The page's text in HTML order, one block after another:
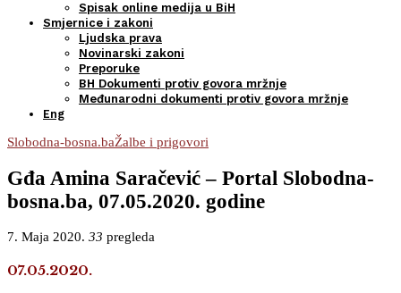
Spisak online medija u BiH
Smjernice i zakoni
Ljudska prava
Novinarski zakoni
Preporuke
BH Dokumenti protiv govora mržnje
Međunarodni dokumenti protiv govora mržnje
Eng
Slobodna-bosna.baŽalbe i prigovori
Gđa Amina Saračević – Portal Slobodna-
bosna.ba, 07.05.2020. godine
7. Maja 2020. 33 pregleda
07.05.2020.